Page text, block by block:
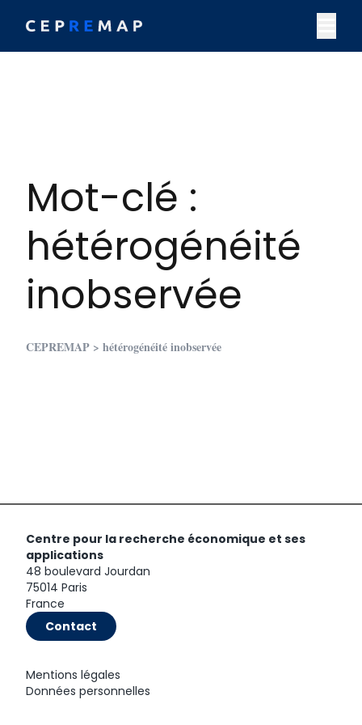
Mot-clé :
hétérogénéité
inobservée
CEPREMAP > hétérogénéité inobservée
Centre pour la recherche économique et ses
applications
48 boulevard Jourdan
75014 Paris
France
Contact
Mentions légales
Données personnelles